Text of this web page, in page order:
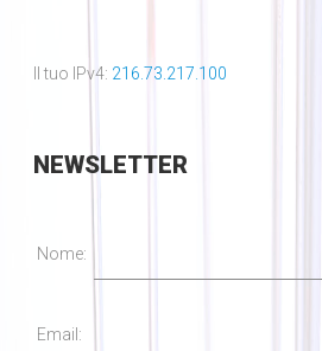
Il tuo IPv4: 216.73.217.100
NEWSLETTER
Nome:
Email: